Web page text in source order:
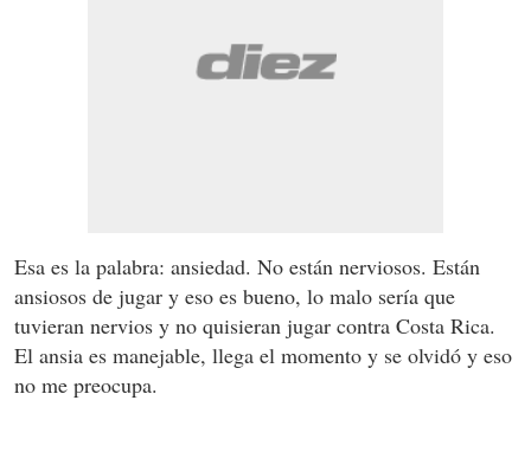
Esa es la palabra: ansiedad. No están nerviosos. Están
ansiosos de jugar y eso es bueno, lo malo sería que
tuvieran nervios y no quisieran jugar contra Costa Rica.
El ansia es manejable, llega el momento y se olvidó y eso
no me preocupa.